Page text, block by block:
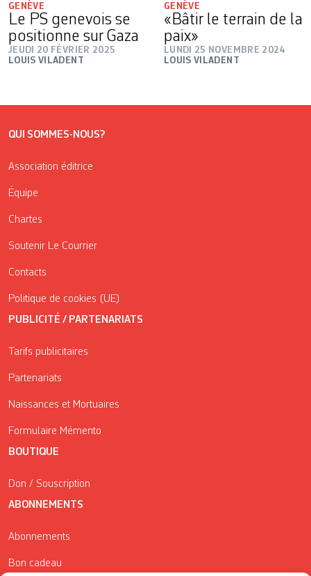
GENÈVE
Le PS genevois se
positionne sur Gaza
JEUDI 20 FÉVRIER 2025
LOUIS VILADENT
GENÈVE
«Bâtir le terrain de la
paix»
LUNDI 25 NOVEMBRE 2024
LOUIS VILADENT
QUI SOMMES-NOUS?
Association éditrice
Équipe
Chartes
Soutenir Le Courrier
Contacts
Politique de cookies (UE)
PUBLICITÉ / PARTENARIATS
Tarifs publicitaires
Partenariats
Naissances et Mortuaires
Formulaire Mémento
BOUTIQUE
Don / Souscription
ABONNEMENTS
Abonnements
Bon cadeau